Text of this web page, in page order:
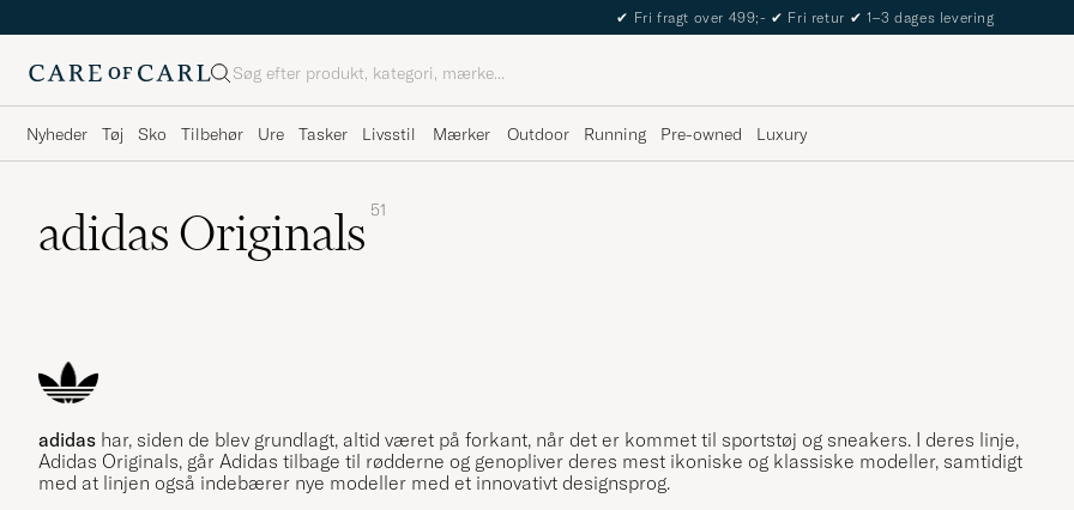
The Care of Carl Passport
Søg
Nyheder Tøj Sko Tilbehør Ure Tasker Livsstil Mærker Outdoor Running Pre-owned Luxury
adidas Originals 51
adidas har, siden de blev grundlagt, altid været på forkant, når det er kommet til sportstøj og sneakers. I deres linje,
Adidas Originals, går Adidas tilbage til rødderne og genopliver deres mest ikoniske og klassiske modeller, samtidigt
med at linjen også indebærer nye modeller med et innovativt designsprog.